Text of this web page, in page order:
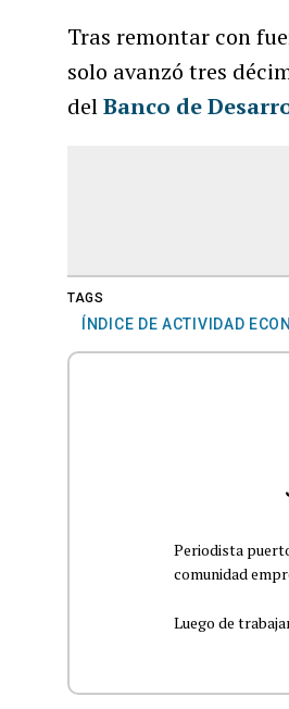
Tras remontar con
solo avanzó tres
delBanco de
TAGS
ÍNDICE DE ACTIVIDAD
Periodista
comunidad
Luego de